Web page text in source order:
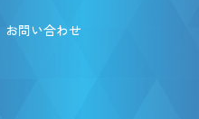
お問い合わせ